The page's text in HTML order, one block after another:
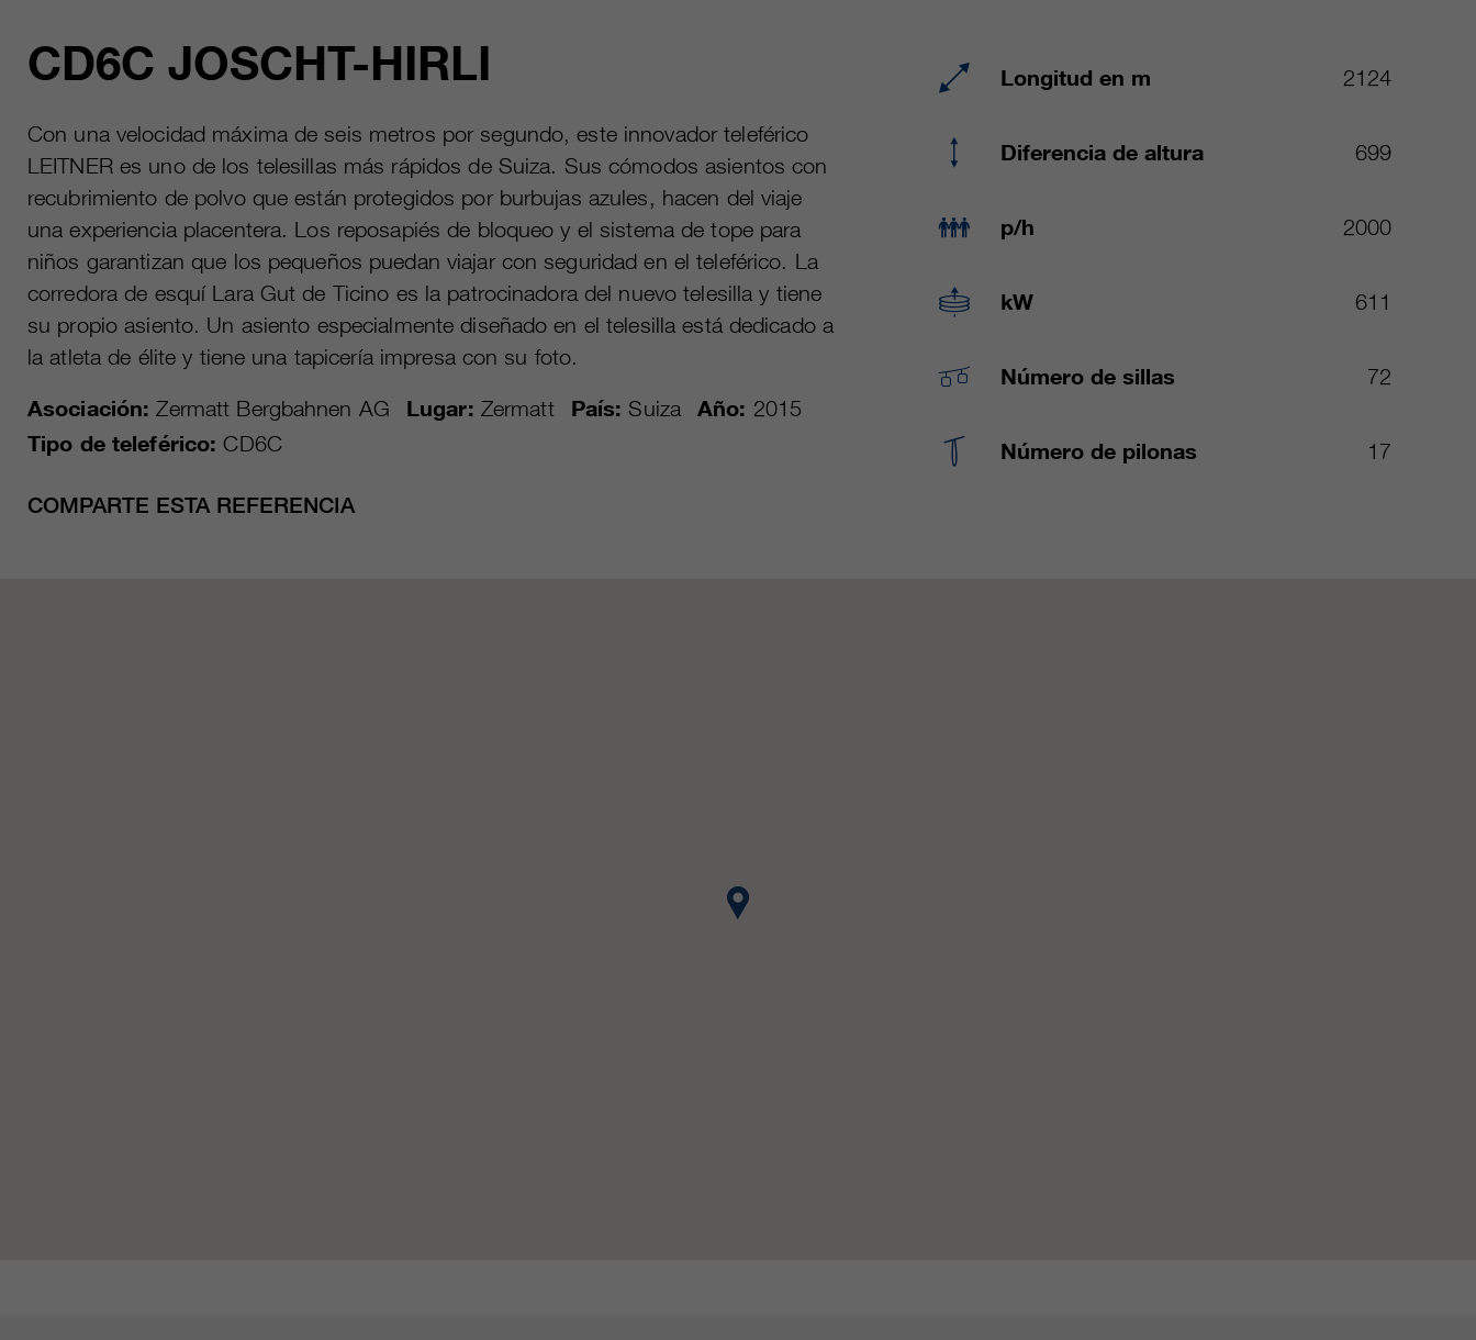
CD6C JOSCHT-HIRLI
Con una velocidad máxima de seis metros por segundo, este innovador teleférico
LEITNER es uno de los telesillas más rápidos de Suiza. Sus cómodos asientos con
recubrimiento de polvo que están protegidos por burbujas azules, hacen del viaje
una experiencia placentera. Los reposapiés de bloqueo y el sistema de tope para
niños garantizan que los pequeños puedan viajar con seguridad en el teleférico. La
corredora de esquí Lara Gut de Ticino es la patrocinadora del nuevo telesilla y tiene
su propio asiento. Un asiento especialmente diseñado en el telesilla está dedicado a
la atleta de élite y tiene una tapicería impresa con su foto.
Asociación: Zermatt Bergbahnen AG Lugar: Zermatt País: Suiza Año: 2015
Tipo de teleférico: CD6C
COMPARTE ESTA REFERENCIA
Longitud en m 2124
Diferencia de altura 699
p/h 2000
kW 611
Número de sillas 72
Número de pilonas 17
duración 30 días
fin
Guarda la configuración de la cookie
Mehrere - variieren zwischen 2 Jahren und 6
fin
Estas cookies son utilizadas por Google
información de uso, incluida información
personal y no personal. Para más información,
consulte la política de privacidad de Google
Analytics en https:/policies.google.com/
privacy. que nos ayudan a mejorar nuestras
aplicaciones y nuestros sitios web. Esta